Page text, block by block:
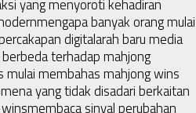
yang menyoroti kehadiran
mengapa banyak orang mulai
digitalarah baru media
terhadap mahjong
membahas mahjong wins
yang tidak disadari berkaitan
membaca sinyal perubahan